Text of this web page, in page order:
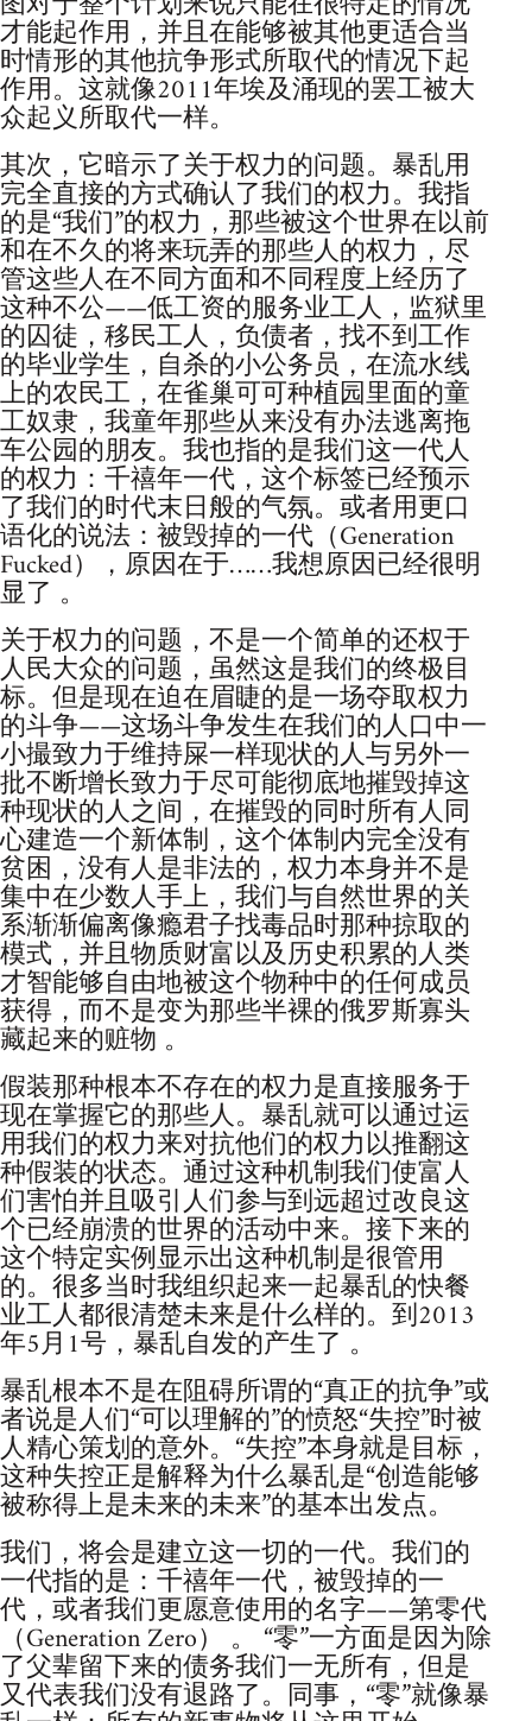
才能起作用，并且在能够被其他更适合当
时情形的其他抗争形式所取代的情况下起
作用。这就像2011年埃及涌现的罢工被大
众起义所取代一样。
其次，它暗示了关于权力的问题。暴乱用
完全直接的方式确认了我们的权力。我指
的是“我们”的权力，那些被这个世界在以前
和在不久的将来玩弄的那些人的权力，尽
管这些人在不同方面和不同程度上经历了
这种不公——低工资的服务业工人，监狱里
的囚徒，移民工人，负债者，找不到工作
的毕业学生，自杀的小公务员，在流水线
上的农民工，在雀巢可可种植园里面的童
工奴隶，我童年那些从来没有办法逃离拖
车公园的朋友。我也指的是我们这一代人
的权力：千禧年一代，这个标签已经预示
了我们的时代末日般的气氛。或者用更口
语化的说法：被毁掉的一代（Generation
Fucked），原因在于……我想原因已经很明
显了 。
关于权力的问题，不是一个简单的还权于
人民大众的问题，虽然这是我们的终极目
标。但是现在迫在眉睫的是一场夺取权力
的斗争——这场斗争发生在我们的人口中一
小撮致力于维持屎一样现状的人与另外一
批不断增长致力于尽可能彻底地摧毁掉这
种现状的人之间，在摧毁的同时所有人同
心建造一个新体制，这个体制内完全没有
贫困，没有人是非法的，权力本身并不是
集中在少数人手上，我们与自然世界的关
系渐渐偏离像瘾君子找毒品时那种掠取的
模式，并且物质财富以及历史积累的人类
才智能够自由地被这个物种中的任何成员
获得，而不是变为那些半裸的俄罗斯寡头
藏起来的赃物 。
假装那种根本不存在的权力是直接服务于
现在掌握它的那些人。暴乱就可以通过运
用我们的权力来对抗他们的权力以推翻这
种假装的状态。通过这种机制我们使富人
们害怕并且吸引人们参与到远超过改良这
个已经崩溃的世界的活动中来。接下来的
这个特定实例显示出这种机制是很管用
的。很多当时我组织起来一起暴乱的快餐
业工人都很清楚未来是什么样的。到2013
年5月1号，暴乱自发的产生了 。
暴乱根本不是在阻碍所谓的“真正的抗争”或
者说是人们“可以理解的”的愤怒“失控”时被
人精心策划的意外。“失控”本身就是目标，
这种失控正是解释为什么暴乱是“创造能够
被称得上是未来的未来”的基本出发点。
我们，将会是建立这一切的一代。我们的
一代指的是：千禧年一代，被毁掉的一
代，或者我们更愿意使用的名字——第零代
（Generation Zero） 。 “零”一方面是因为除
了父辈留下来的债务我们一无所有，但是
又代表我们没有退路了。同事，“零”就像暴